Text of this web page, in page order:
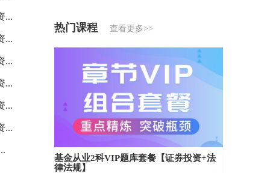
...
...
...
...
...
...
热门课程 查看更多>>
基金从业2科VIP题库套餐【证券投资+法
律法规】